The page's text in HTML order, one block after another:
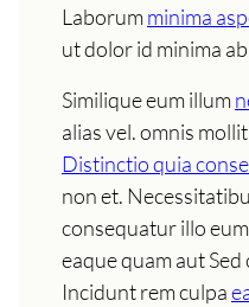
Laborumminima
ut dolor id minima
Similique eum illum
alias vel. omnis
Distinctio quia
non et.
consequatur illo
eaque quam aut
Incidunt rem culpa